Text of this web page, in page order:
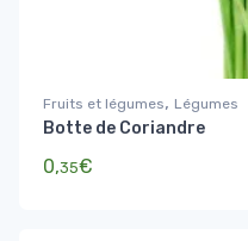
Fruits et légumes, Légumes
Botte de Coriandre
0,35€